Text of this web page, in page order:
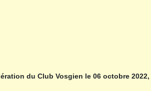
du Club Vosgien le 06 octobre 2022,